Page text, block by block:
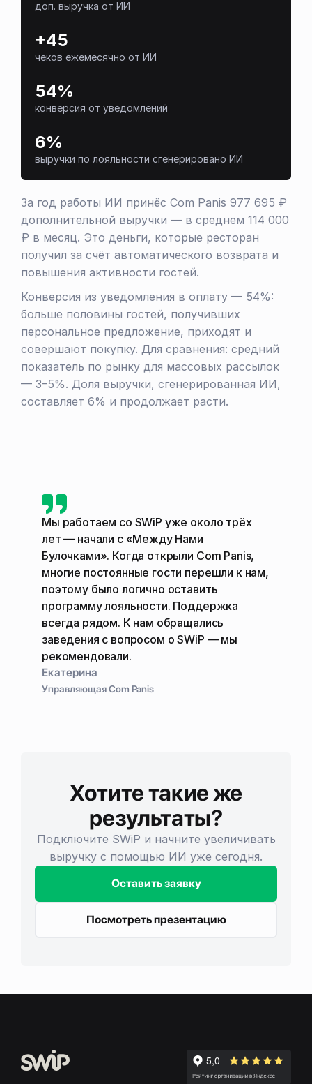
доп. выручка от ИИ
+45
чеков ежемесячно от ИИ
54%
конверсия от уведомлений
6%
выручки по лояльности сгенерировано ИИ
За год работы ИИ принёс Com Panis 977 695 ₽
дополнительной выручки — в среднем 114 000
₽ в месяц. Это деньги, которые ресторан
получил за счёт автоматического возврата и
повышения активности гостей.
Конверсия из уведомления в оплату — 54%:
больше половины гостей, получивших
персональное предложение, приходят и
совершают покупку. Для сравнения: средний
показатель по рынку для массовых рассылок
— 3–5%. Доля выручки, сгенерированная ИИ,
составляет 6% и продолжает расти.
Мы работаем со SWiP уже около трёх
лет — начали с «Между Нами
Булочками». Когда открыли Com Panis,
многие постоянные гости перешли к нам,
поэтому было логично оставить
программу лояльности. Поддержка
всегда рядом. К нам обращались
заведения с вопросом о SWiP — мы
рекомендовали.
Екатерина
Управляющая Com Panis
Хотите такие же
результаты?
Подключите SWiP и начните увеличивать
выручку с помощью ИИ уже сегодня.
Оставить заявку
Посмотреть презентацию